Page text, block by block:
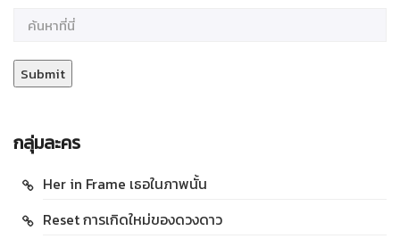
กลุ่มละคร
Her in Frame เธอในภาพนั้น
Reset การเกิดใหม่ของดวงดาว